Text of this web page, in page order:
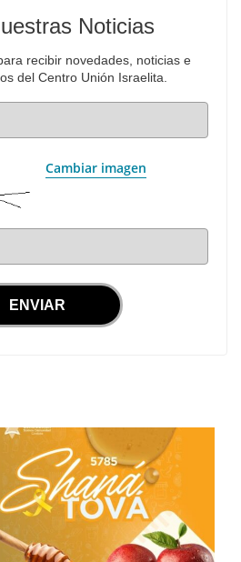
Noticias
recibir novedades, noticias e
del Centro Unión Israelita.
Cambiar imagen
DE CONTACTO
Capital, Argentina.
351-5892071